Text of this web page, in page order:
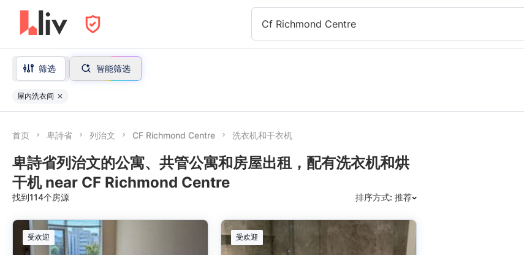
Cf Richmond Centre
筛选 智能筛选
屋内洗衣间
首页 卑詩省 列治文 CF Richmond Centre 洗衣机和干衣机
卑詩省列治文的公寓、共管公寓和房屋出租，配有洗衣机和烘
干机 near CF Richmond Centre
找到114个房源 排序方式: 推荐
推荐
日期: 最新日期在前
受欢迎 受欢迎